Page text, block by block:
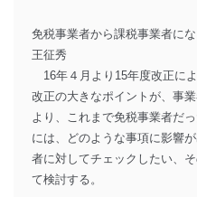
免税事業者から課税事業者に
王征秀
16年４月より15年度改正に
改正の大きなポイントが、事
より、これまで免税事業者だ
には、どのような事項に影響
者に対してチェックしたい、
て検討する。